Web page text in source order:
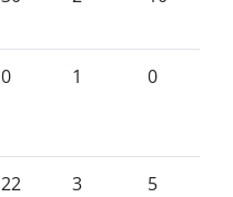
0 1 0
22 3 5